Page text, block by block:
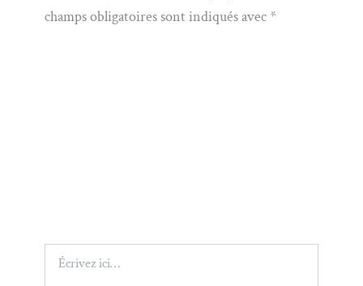
champs obligatoires sont indiqués avec *
ici…